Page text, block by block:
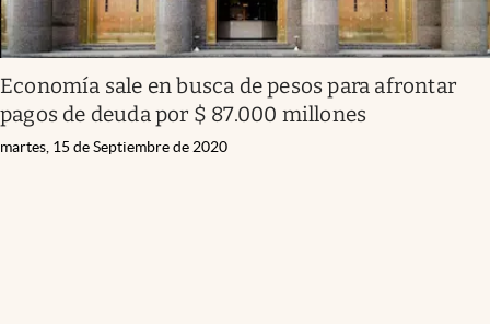
Economía sale en busca de pesos para afrontar
pagos de deuda por $ 87.000 millones
martes, 15 de Septiembre de 2020